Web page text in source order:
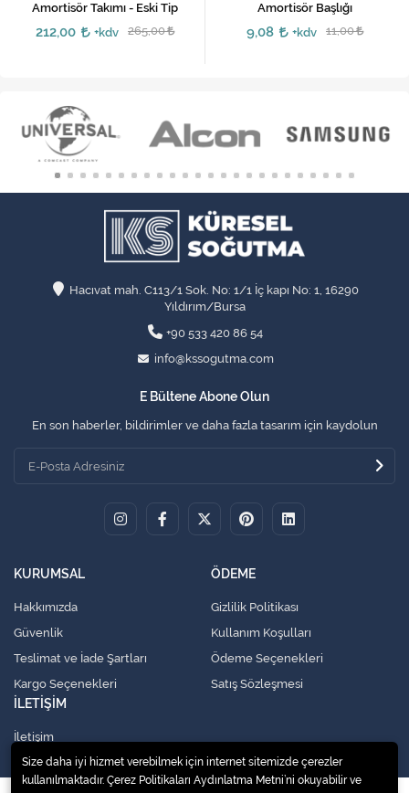
Amortisör Takımı - Eski Tip
212,00 +kdv 265,00
Amortisör Başlığı
9,08 +kdv 11,00
Hacıvat mah. C113/1 Sok. No: 1/1 İç kapı No: 1, 16290
Yıldırım/Bursa
+90 533 420 86 54
info@kssogutma.com
E Bültene Abone Olun
En son haberler, bildirimler ve daha fazla tasarım için kaydolun
KURUMSAL
Hakkımızda
Güvenlik
Teslimat ve İade Şartları
Kargo Seçenekleri
ÖDEME
Gizlilik Politikası
Kullanım Koşulları
Ödeme Seçenekleri
Satış Sözleşmesi
İLETİŞİM
İletişim
Size daha iyi hizmet verebilmek için internet sitemizde çerezler
kullanılmaktadır. Çerez Politikaları Aydınlatma Metni’ni okuyabilir ve